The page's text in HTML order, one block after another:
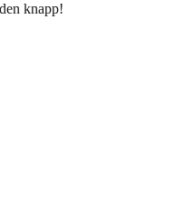
knapp!